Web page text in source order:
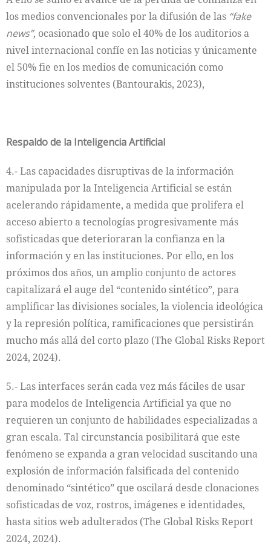
los medios convencionales por la difusión de las “fake
news”, ocasionado que solo el 40% de los auditorios a
nivel internacional confíe en las noticias y únicamente
el 50% fie en los medios de comunicación como
instituciones solventes (Bantourakis, 2023),
Respaldo de la Inteligencia Artificial
4.- Las capacidades disruptivas de la información
manipulada por la Inteligencia Artificial se están
acelerando rápidamente, a medida que prolifera el
acceso abierto a tecnologías progresivamente más
sofisticadas que deterioraran la confianza en la
información y en las instituciones. Por ello, en los
próximos dos años, un amplio conjunto de actores
capitalizará el auge del “contenido sintético”, para
amplificar las divisiones sociales, la violencia ideológica
y la represión política, ramificaciones que persistirán
mucho más allá del corto plazo (The Global Risks Report
2024, 2024).
5.- Las interfaces serán cada vez más fáciles de usar
para modelos de Inteligencia Artificial ya que no
requieren un conjunto de habilidades especializadas a
gran escala. Tal circunstancia posibilitará que este
fenómeno se expanda a gran velocidad suscitando una
explosión de información falsificada del contenido
denominado “sintético” que oscilará desde clonaciones
sofisticadas de voz, rostros, imágenes e identidades,
hasta sitios web adulterados (The Global Risks Report
2024, 2024).